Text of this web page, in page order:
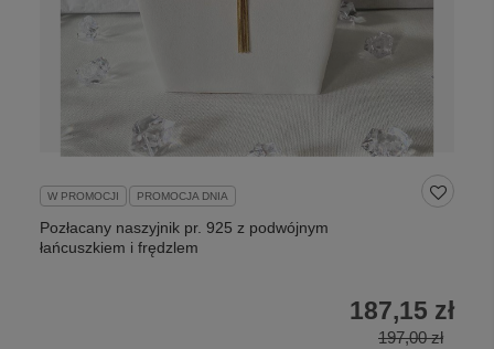
W PROMOCJI PROMOCJA DNIA
Pozłacany naszyjnik pr. 925 z podwójnym
łańcuszkiem i frędzlem
197,00 zł
187,15 zł